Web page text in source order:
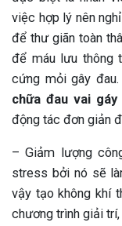
việc hợp lý nên
để thư giãn toàn
để máu lưu thông
cứng mỏi gây
chữa đau vai gáy
động tác đơn giản
– Giảm lượng
stress bởi nó sẽ
vậy tạo không khí
chương trình giải